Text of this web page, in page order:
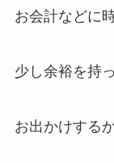
お会計などに
少し余裕を持
お出かけする